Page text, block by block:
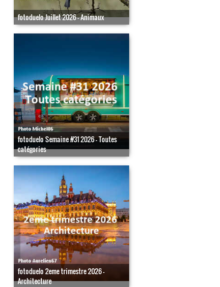
fotoduelo Juillet 2026 - Animaux
fotoduelo Semaine #31 2026 - Toutes
catégories
fotoduelo 2eme trimestre 2026 -
Architecture